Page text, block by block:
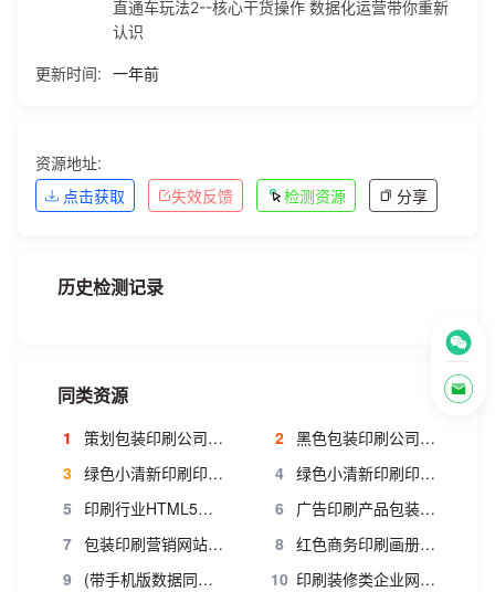
直通车玩法2--核心干货操作 数据化运营带你重新
认识
更新时间: 一年前
资源地址:
点击获取
失效反馈 检测资源 分享
历史检测记录
同类资源
1 策划包装印刷公司网站织梦模板 广告印刷企业源码 2
黑色包装印刷公司dede模板
3
绿色小清新印刷印业网站织梦模板 4
绿色小清新印刷印业网站源码 通用企业类网站源码
5
印刷行业HTML5响应式织梦企业整站模板(修正版v1.0) 6
广告印刷产品包装类企业公司织梦模板
7
包装印刷营销网站模版 高端大全营销型印刷纺织企业模版 8
红色商务印刷画册类企业织梦模板(带手机移动端)
9
(带手机版数据同步)红色商务类网站源码 画册印刷类企业织梦模板 10 印刷装修类企业网站源码 织梦dedecms装修类模板